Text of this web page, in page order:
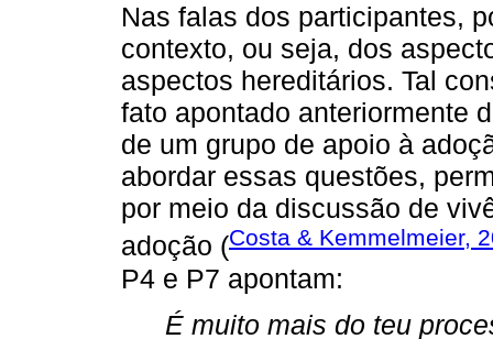
Nas falas dos participantes,
contexto, ou seja, dos
aspectos hereditários. Tal
fato apontado anteriormente
de um grupo de apoio à
abordar essas questões,
por meio da discussão de
adoção (Costa & Kemmelmeier,
P4 e P7 apontam:
É muito mais do teu